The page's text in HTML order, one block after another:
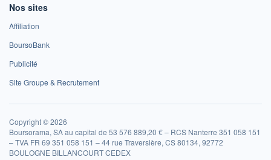
Nos sites
Affiliation
BoursoBank
Publicité
Site Groupe & Recrutement
Copyright © 2026
Boursorama, SA au capital de 53 576 889,20 € – RCS Nanterre 351 058 151
– TVA FR 69 351 058 151 – 44 rue Traversière, CS 80134, 92772
BOULOGNE BILLANCOURT CEDEX